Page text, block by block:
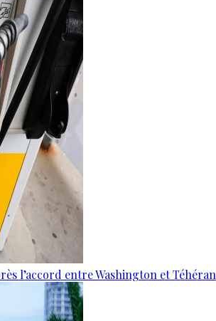
l’accord entre Washington et Téhéran